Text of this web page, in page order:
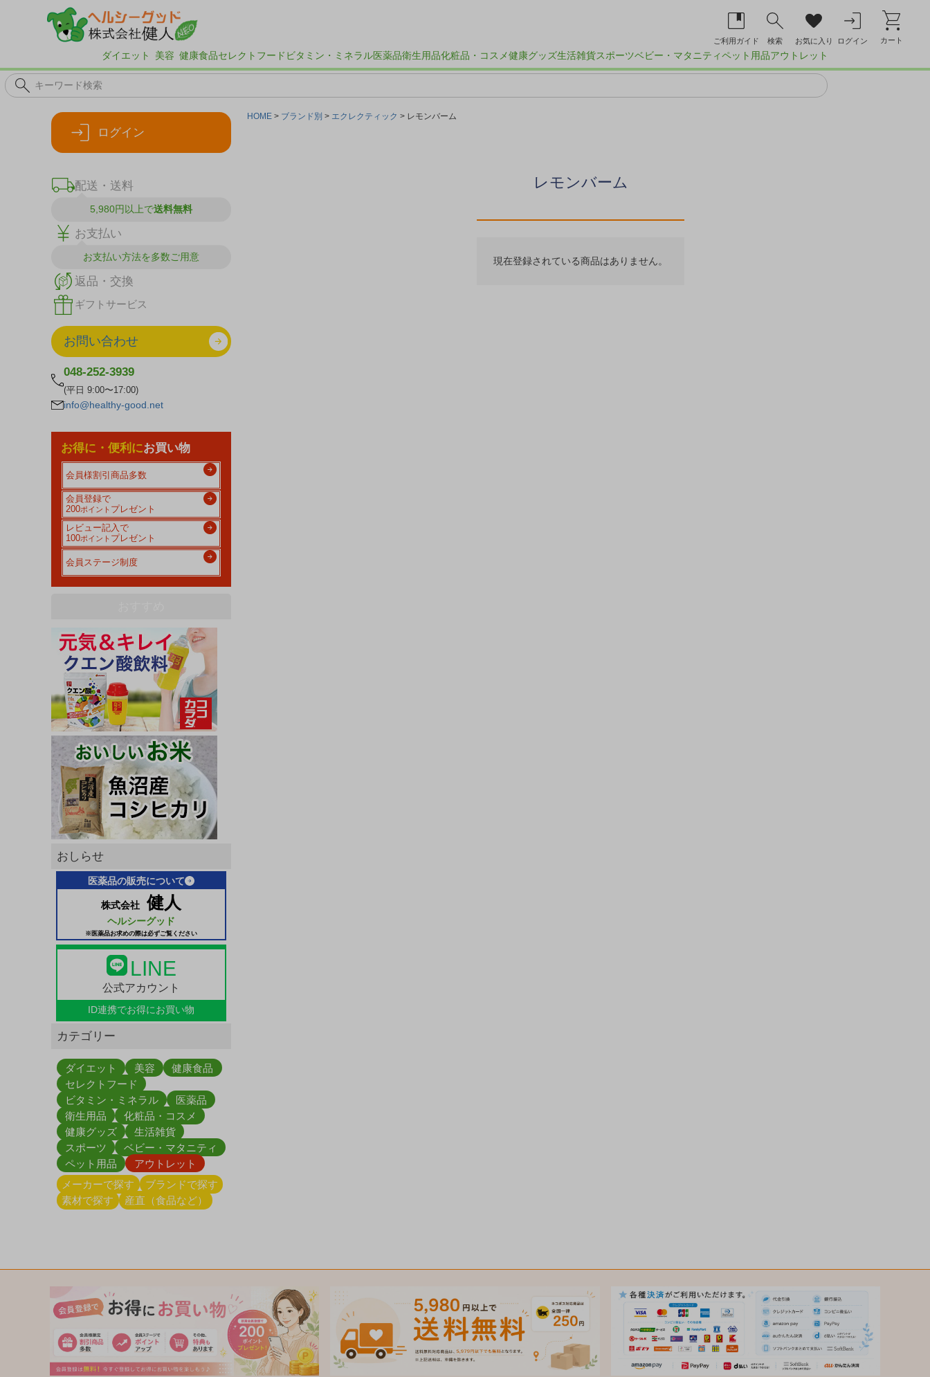
ご利用ガイド 検索 お気に入り ログイン カート
ダイエット 美容 健康食品セレクトフード ビタミン・ミネラル医薬品衛生用品化粧品・コスメ健康グッズ生活雑貨スポーツベビー・マタニティペット用品アウトレット
ログイン
配送・送料
5,980円以上で送料無料
お支払い
お支払い方法を多数ご用意
返品・交換
ギフトサービス
お問い合わせ
048-252-3939
(平日 9:00〜17:00)
info@healthy-good.net
お得に・便利にお買い物
会員様割引商品多数
会員登録で
200ポイント プレゼント
レビュー記入で
100ポイント プレゼント
会員ステージ制度
おしらせ
医薬品の販売について
株式会社 健人
ヘルシーグッド
※医薬品お求めの際は必ずご覧ください
LINE
公式アカウント
ID連携でお得にお買い物
カテゴリー
ダイエット 美容
健康食品
セレクトフード
ビタミン・ミネラル
医薬品
衛生用品
化粧品・コスメ
健康グッズ
生活雑貨
スポーツ
ベビー・マタニティ
ペット用品
アウトレット
メーカーで探す
ブランドで探す
素材で探す
産直（食品など）
HOME ブランド別 エクレクティック レモンバーム
レモンバーム
現在登録されている商品はありません。